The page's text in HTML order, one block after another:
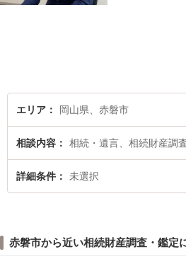
エリア 岡山県、赤磐市
相談内容 相続・遺言、相続財産調
詳細条件 未選択
赤磐市から近い相続財産調査・鑑定